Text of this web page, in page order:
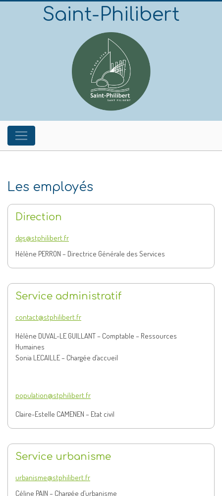
Saint-Philibert
Les employés
Direction
dgs@stphilibert.fr
Hélène PERRON – Directrice Générale des Services
Service administratif
contact@stphilibert.fr
Hélène DUVAL-LE GUILLANT – Comptable – Ressources
Humaines
Sonia LECAILLE – Chargée d’accueil
population@stphilibert.fr
Claire-Estelle CAMENEN – Etat civil
Service urbanisme
urbanisme@stphilibert.fr
Céline PAIN – Chargée d’urbanisme